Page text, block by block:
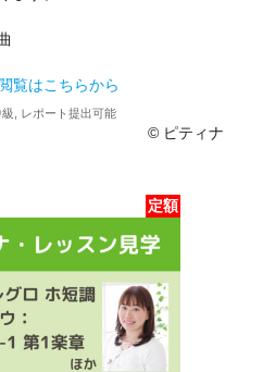
覧はこちらから
, レポート提出可能
© ピティナ
定額